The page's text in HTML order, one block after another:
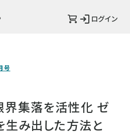
ログイン
号
集落を活性化 ゼ
生み出した方法と